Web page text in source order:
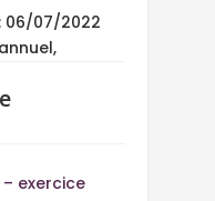
06/07/2022
– exercice